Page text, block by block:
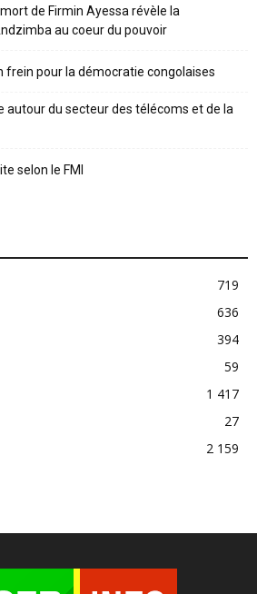
de Firmin Ayessa révèle la
au coeur du pouvoir
frein pour la démocratie congolaises
autour du secteur des télécoms et de la
selon le FMI
719
636
394
59
1 417
27
2 159